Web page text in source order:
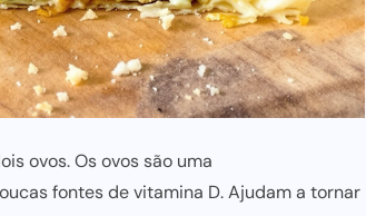
ovos. Os ovos são uma
fontes de vitamina D. Ajudam a tornar